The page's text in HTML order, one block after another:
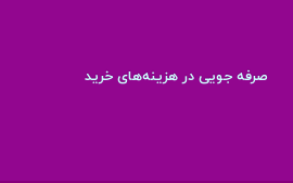
صرفه جویی در هزینه‌های خرید